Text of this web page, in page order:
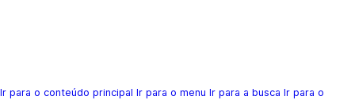
Ir para o conteúdo principal Ir para o menu Ir para a busca Ir para o